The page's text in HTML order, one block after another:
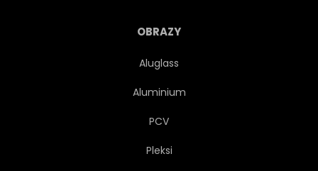
EKSPLODOWAĆ
NIEBEZPIECZEŃSTWO
OBRAZY
Aluglass
Aluminium
PCV
Pleksi